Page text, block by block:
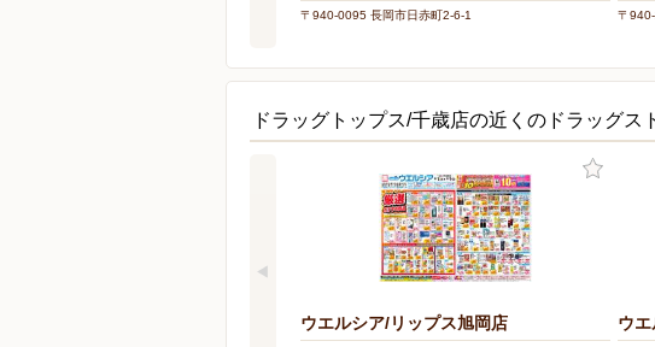
〒940-0095 長岡市日赤町2-6-1 〒
ドラッグトップス/千歳店の近くのドラッグス
ウエルシア/リップス旭岡店 ウ